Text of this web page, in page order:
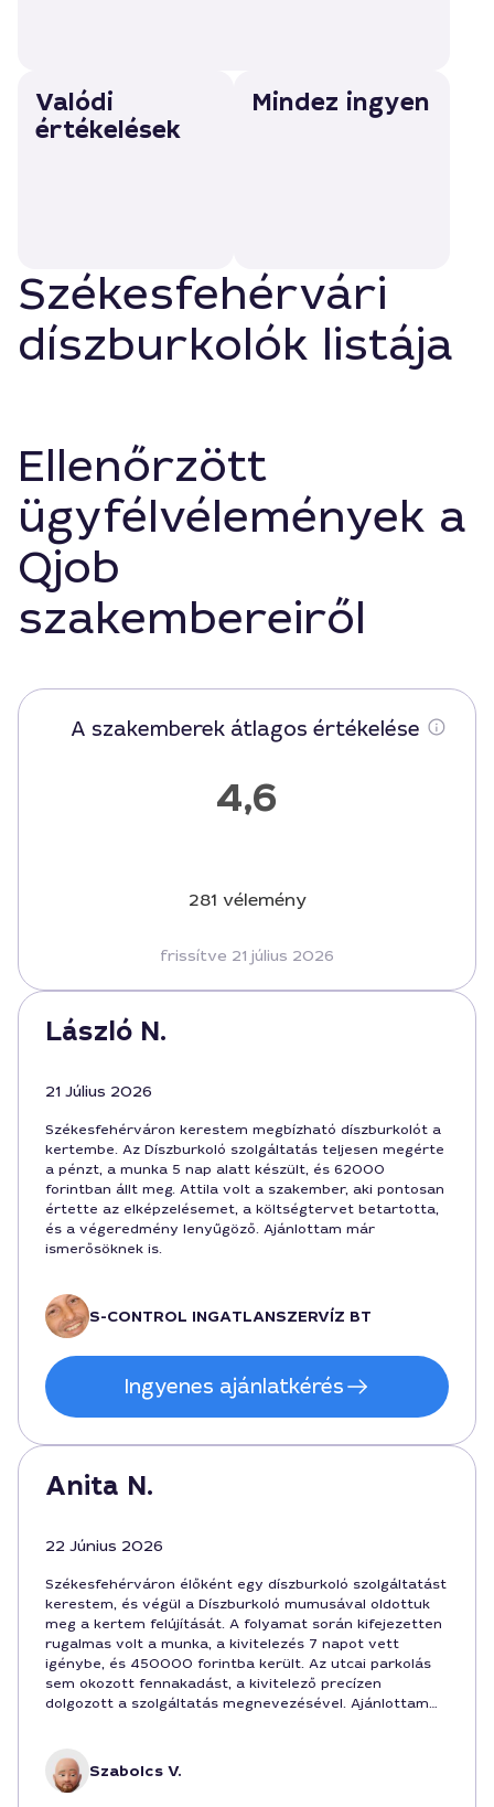
Valódi
értékelések
Mindez ingyen
Székesfehérvári
díszburkolók listája
Ellenőrzött
ügyfélvélemények a
Qjob
szakembereiről
A szakemberek átlagos értékelése
4,6
281 vélemény
frissítve 21 július 2026
László N.
21 Július 2026
Székesfehérváron kerestem megbízható díszburkolót a
kertembe. Az Díszburkoló szolgáltatás teljesen megérte
a pénzt, a munka 5 nap alatt készült, és 62000
forintban állt meg. Attila volt a szakember, aki pontosan
értette az elképzelésemet, a költségtervet betartotta,
és a végeredmény lenyűgöző. Ajánlottam már
ismerősöknek is.
S-CONTROL INGATLANSZERVÍZ BT
Ingyenes ajánlatkérés
Anita N.
22 Június 2026
Székesfehérváron élőként egy díszburkoló szolgáltatást
kerestem, és végül a Díszburkoló mumusával oldottuk
meg a kertem felújítását. A folyamat során kifejezetten
rugalmas volt a munka, a kivitelezés 7 napot vett
igénybe, és 450000 forintba került. Az utcai parkolás
sem okozott fennakadást, a kivitelező precízen
dolgozott a szolgáltatás megnevezésével. Ajánlottam
Székesfehérváron végzett munkája kiemelkedő.
Szabolcs V.